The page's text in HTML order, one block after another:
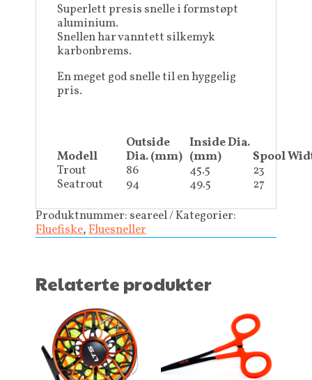
Superlett presis snelle i formstøpt
aluminium.
Snellen har vanntett silkemyk
karbonbrems.
En meget god snelle til en hyggelig
pris.
Modell
Outside
Dia. (mm)
Inside Dia.
(mm)
Spool
Trout
86 45.5
23
Seatrout
94 49.5
27
Produktnummer: seareel Kategorier:
Fluefiske,Fluesneller
Relaterte produkter